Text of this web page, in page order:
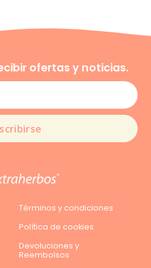
ofertas y noticias.
Términos y condiciones
Política de cookies
Devoluciones y
Reembolsos